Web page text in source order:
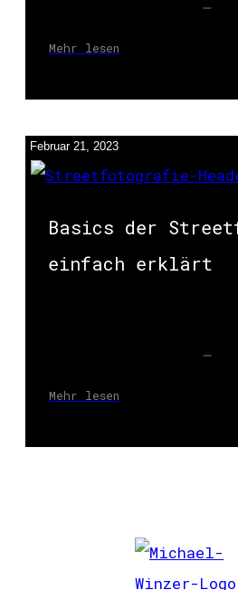
Mehr lesen
Februar 21, 2023
Basics der
einfach erklärt
Mehr lesen